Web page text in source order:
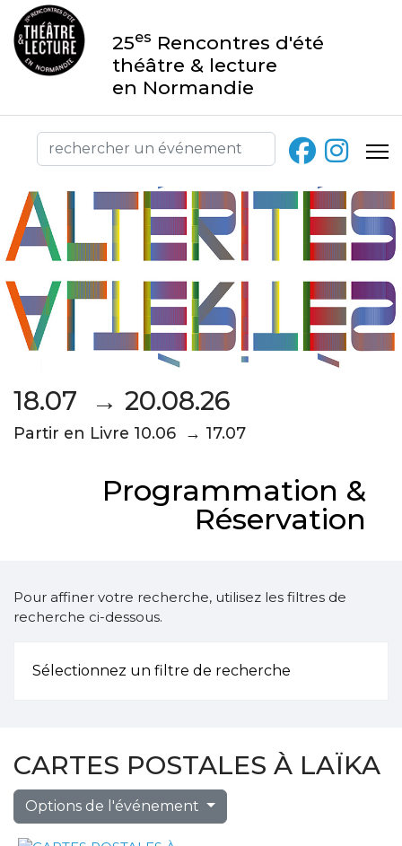
25es Rencontres d'été
théâtre & lecture
en Normandie
18.07 → 20.08.26
Partir en Livre 10.06 → 17.07
Programmation &
Réservation
Pour affiner votre recherche, utilisez les filtres de
recherche ci-dessous.
Sélectionnez un filtre de recherche
CARTES POSTALES À LAÏKA
Options de l'événement